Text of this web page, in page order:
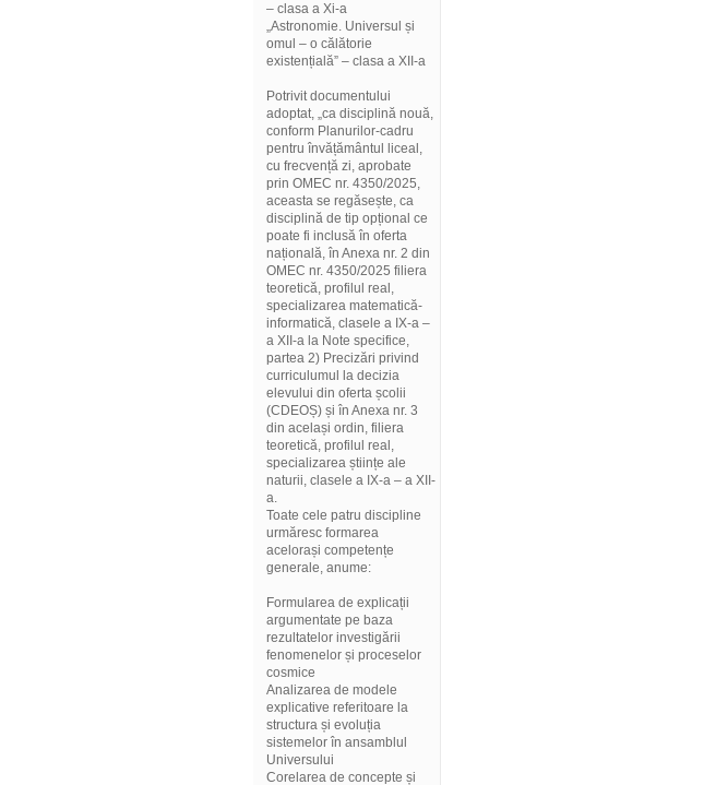
– clasa a Xi-a
„Astronomie. Universul și
omul – o călătorie
existențială” – clasa a XII-a
Potrivit documentului
adoptat, „ca disciplină nouă,
conform Planurilor-cadru
pentru învățământul liceal,
cu frecvență zi, aprobate
prin OMEC nr. 4350/2025,
aceasta se regăsește, ca
disciplină de tip opțional ce
poate fi inclusă în oferta
națională, în Anexa nr. 2 din
OMEC nr. 4350/2025 filiera
teoretică, profilul real,
specializarea matematică-
informatică, clasele a IX-a –
a XII-a la Note specifice,
partea 2) Precizări privind
curriculumul la decizia
elevului din oferta școlii
(CDEOȘ) și în Anexa nr. 3
din același ordin, filiera
teoretică, profilul real,
specializarea științe ale
naturii, clasele a IX-a – a XII-
a.
Toate cele patru discipline
urmăresc formarea
acelorași competențe
generale, anume:
Formularea de explicații
argumentate pe baza
rezultatelor investigării
fenomenelor și proceselor
cosmice
Analizarea de modele
explicative referitoare la
structura și evoluția
sistemelor în ansamblul
Universului
Corelarea de concepte și